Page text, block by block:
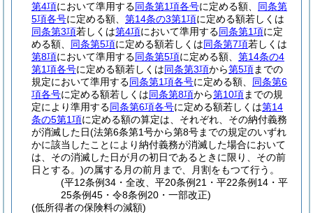
第4項において準用する同条第1項各号に定める額、 同条第
5項各号に定める額、 第14条の3第1項に定める額若しくは
同条第3項若しくは第4項において準用する同条第1項に定
める額、 同条第5項に定める額若しくは同条第7項若しくは
第8項において準用する同条第5項に定める額、 第14条の4
第1項各号に定める額若しくは同条第3項から第5項までの
規定において準用する同条第1項各号に定める額、 同条第6
項各号に定める額若しくは同条第8項から第10項までの規
定により準用する同条第6項各号に定める額若しくは第14
条の5第1項に定める額の算定は、それぞれ、その納付義務
が消滅した日(法第6条第1号から第8号までの規定のいずれ
かに該当したことにより納付義務が消滅した場合において
は、その消滅した日が月の初日であるときに限り、その前
日とする。)の属する月の前月まで、月割をもつて行う。
(平12条例34・全改、平20条例21・平22条例14・平
25条例45・令8条例20・一部改正)
(低所得者の保険料の減額)